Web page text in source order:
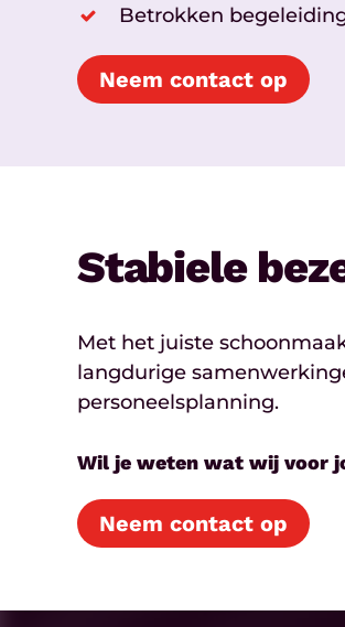
Betrokken
Neem contact op
Stabiele
Met het juiste
langdurige
personeelsplanning.
Wil je weten wat wij voor
Neem contact op